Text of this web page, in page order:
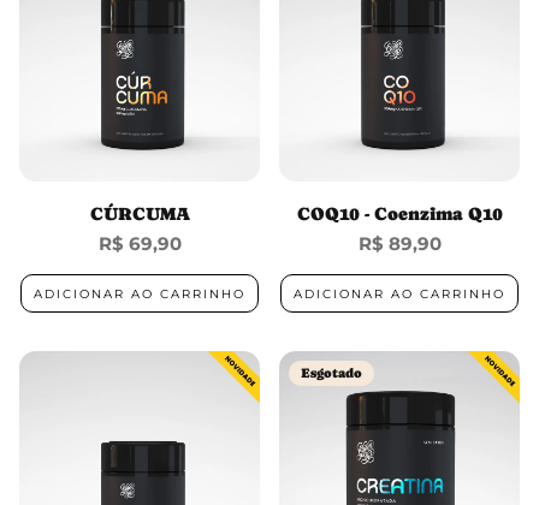
CÚRCUMA
Preço
R$ 69,90
ADICIONAR AO CARRINHO
COQ10 - Coenzima Q10
Preço
R$ 89,90
ADICIONAR AO CARRINHO
Esgotado